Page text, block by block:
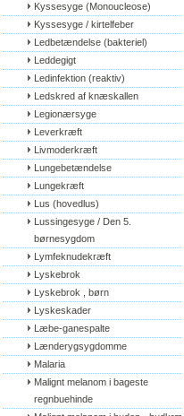
Kyssesyge (Monoucleose)
Kyssesyge / kirtelfeber
Ledbetændelse (bakteriel)
Leddegigt
Ledinfektion (reaktiv)
Ledskred af knæskallen
Legionærsyge
Leverkræft
Livmoderkræft
Lungebetændelse
Lungekræft
Lus (hovedlus)
Lussingesyge / Den 5.
børnesygdom
Lymfeknudekræft
Lyskebrok
Lyskebrok , børn
Lyskeskader
Læbe-ganespalte
Lænderygsygdomme
Malaria
Malignt melanom i bageste
regnbuehinde